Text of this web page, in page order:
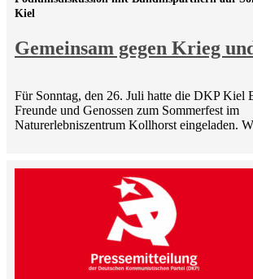
Gemeinsam gegen Krieg
Kiel
Für Sonntag, den 26. Juli hatte die DKP Kiel
Freunde und Genossen zum Sommerfest im
Naturerlebniszentrum Kollhorst eingeladen.